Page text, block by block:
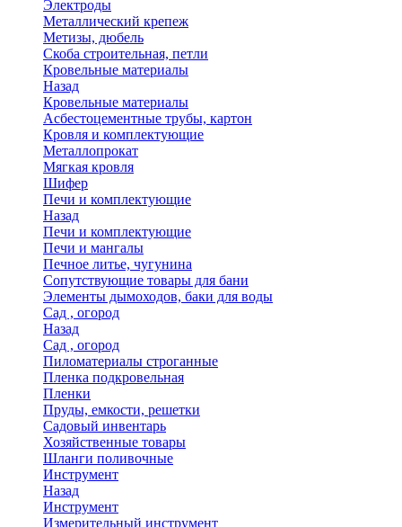
Электроды
Металлический крепеж
Метизы, дюбель
Скоба строительная, петли
Кровельные материалы
Назад
Кровельные материалы
Асбестоцементные трубы, картон
Кровля и комплектующие
Металлопрокат
Мягкая кровля
Шифер
Печи и комплектующие
Назад
Печи и комплектующие
Печи и мангалы
Печное литье, чугунина
Сопутствующие товары для бани
Элементы дымоходов, баки для воды
Сад , огород
Назад
Сад , огород
Пиломатериалы строганные
Пленка подкровельная
Пленки
Пруды, емкости, решетки
Садовый инвентарь
Хозяйственные товары
Шланги поливочные
Инструмент
Назад
Инструмент
Измерительный инструмент